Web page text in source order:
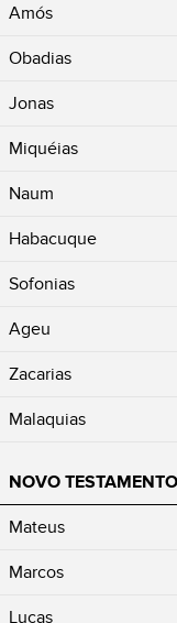
Amós
Obadias
Jonas
Miquéias
Naum
Habacuque
Sofonias
Ageu
Zacarias
Malaquias
NOVO TESTAMENTO
Mateus
Marcos
Lucas